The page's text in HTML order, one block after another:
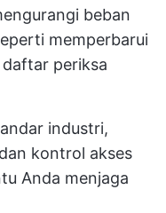
beban
memperbarui
periksa
industri,
kontrol akses
Anda menjaga